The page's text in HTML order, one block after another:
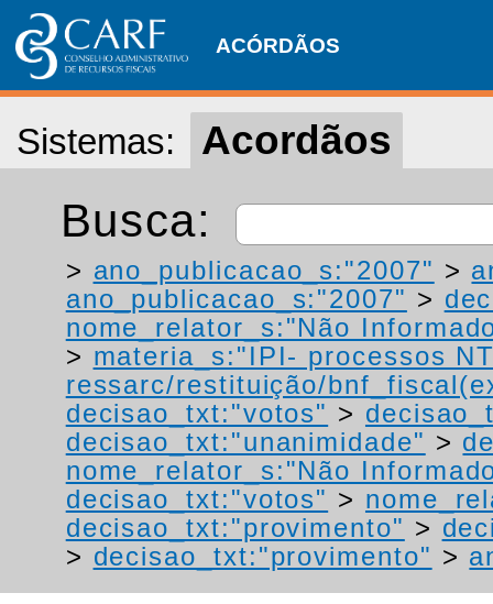
ACÓRDÃOS
Sistemas: Acordãos
Busca:
> ano_publicacao_s:"2007" >
ano_publicacao_s:"2007" >
nome_relator_s:"Não
> materia_s:"IPI- processos
ressarc/restituição/
decisao_txt:"votos" >
decisao_txt:"unanimidade" >
nome_relator_s:"Não
decisao_txt:"votos" >
decisao_txt:"provimento" >
> decisao_txt:"provimento" >